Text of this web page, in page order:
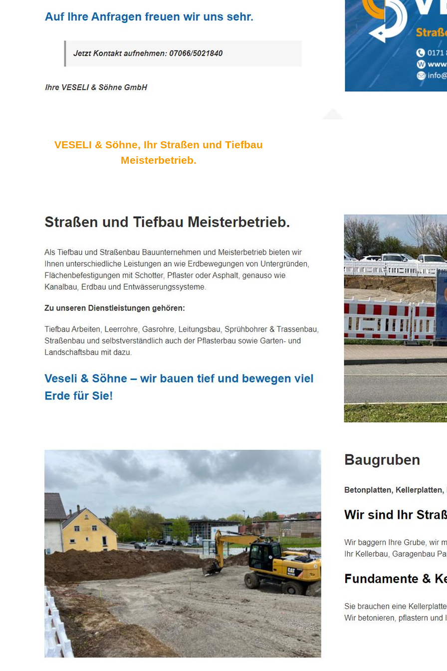
VESELI & Söhne, Ihr Straßen und Tiefbau
Meisterbetrieb.